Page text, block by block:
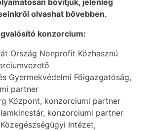
bővítjük, jelenleg
olvashat bővebben.
konzorcium:
Ország Nonprofit Közhasznú
Gyermekvédelmi Főigazgatóság,
partner
Központ, konzorciumi partner
konzorciumi partner
Intézet,